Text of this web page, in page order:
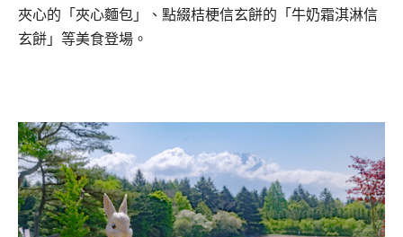
夾心的「夾心麵包」、點綴桔梗信玄餅的「牛奶霜淇淋信
玄餅」等美食登場。